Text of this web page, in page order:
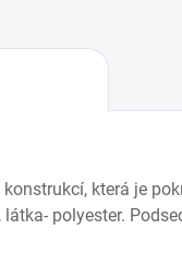
která je
polyester.